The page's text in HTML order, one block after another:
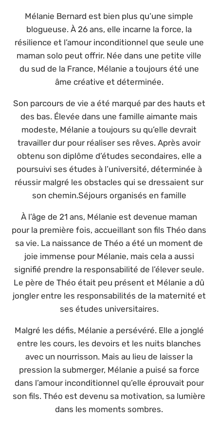
Mélanie Bernard est bien plus qu’une simple
blogueuse. À 26 ans, elle incarne la force, la
résilience et l’amour inconditionnel que seule une
maman solo peut offrir. Née dans une petite ville
du sud de la France, Mélanie a toujours été une
âme créative et déterminée.
Son parcours de vie a été marqué par des hauts et
des bas. Élevée dans une famille aimante mais
modeste, Mélanie a toujours su qu’elle devrait
travailler dur pour réaliser ses rêves. Après avoir
obtenu son diplôme d’études secondaires, elle a
poursuivi ses études à l’université, déterminée à
réussir malgré les obstacles qui se dressaient sur
son chemin.Séjours organisés en famille
À l’âge de 21 ans, Mélanie est devenue maman
pour la première fois, accueillant son fils Théo dans
sa vie. La naissance de Théo a été un moment de
joie immense pour Mélanie, mais cela a aussi
signifié prendre la responsabilité de l’élever seule.
Le père de Théo était peu présent et Mélanie a dû
jongler entre les responsabilités de la maternité et
ses études universitaires.
Malgré les défis, Mélanie a persévéré. Elle a jonglé
entre les cours, les devoirs et les nuits blanches
avec un nourrisson. Mais au lieu de laisser la
pression la submerger, Mélanie a puisé sa force
dans l’amour inconditionnel qu’elle éprouvait pour
son fils. Théo est devenu sa motivation, sa lumière
dans les moments sombres.